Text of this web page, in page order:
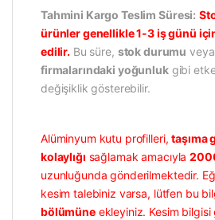
Tahmini Kargo Teslim Süresi:
ürünler genellikle 1-3 iş günü
edilir. Bu süre, stok durumu veya
firmalarındaki yoğunlukgibi
değişiklik gösterebilir.
Alüminyum kutu profilleri,taşıma
kolaylığı sağlamak amacıyla
uzunluğunda gönderilmektedir.
kesim talebiniz varsa, lütfen bu
bölümüneekleyiniz. Kesim bilgisi